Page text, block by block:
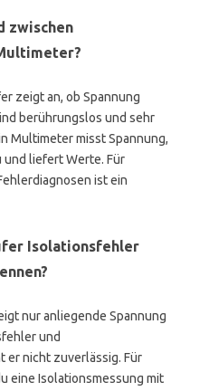
zwischen
zeigt an, ob Spannung
berührungslos und sehr
Multimeter misst Spannung,
und liefert Werte. Für
ist ein
Isolationsfehler
nur anliegende Spannung
und
er nicht zuverlässig. Für
eine Isolationsmessung mit